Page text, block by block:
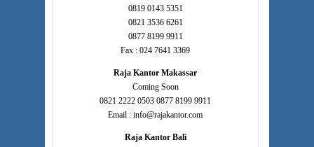
0819 0143 5351
0821 3536 6261
0877 8199 9911
Fax : 024 7641 3369
Raja Kantor Makassar
Coming Soon
0821 2222 0503 0877 8199 9911
Email : info@rajakantor.com
Raja Kantor Bali